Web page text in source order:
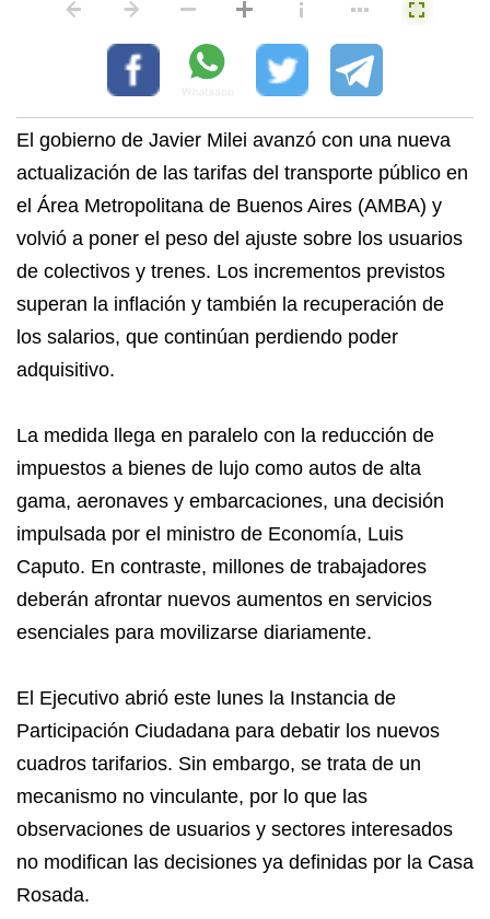
El gobierno de Javier Milei avanzó con una nueva
actualización de las tarifas del transporte público en
el Área Metropolitana de Buenos Aires (AMBA) y
volvió a poner el peso del ajuste sobre los usuarios
de colectivos y trenes. Los incrementos previstos
superan la inflación y también la recuperación de
los salarios, que continúan perdiendo poder
adquisitivo.
La medida llega en paralelo con la reducción de
impuestos a bienes de lujo como autos de alta
gama, aeronaves y embarcaciones, una decisión
impulsada por el ministro de Economía, Luis
Caputo. En contraste, millones de trabajadores
deberán afrontar nuevos aumentos en servicios
esenciales para movilizarse diariamente.
El Ejecutivo abrió este lunes la Instancia de
Participación Ciudadana para debatir los nuevos
cuadros tarifarios. Sin embargo, se trata de un
mecanismo no vinculante, por lo que las
observaciones de usuarios y sectores interesados
no modifican las decisiones ya definidas por la Casa
Rosada.